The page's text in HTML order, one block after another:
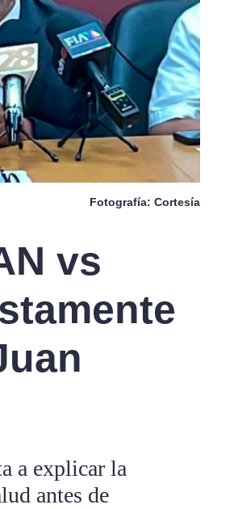
Fotografía: Cortesía
vs
a explicar la
antes de